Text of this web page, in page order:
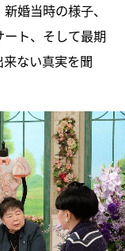
婚当時の様子、
ト、そして最期
ない真実を聞